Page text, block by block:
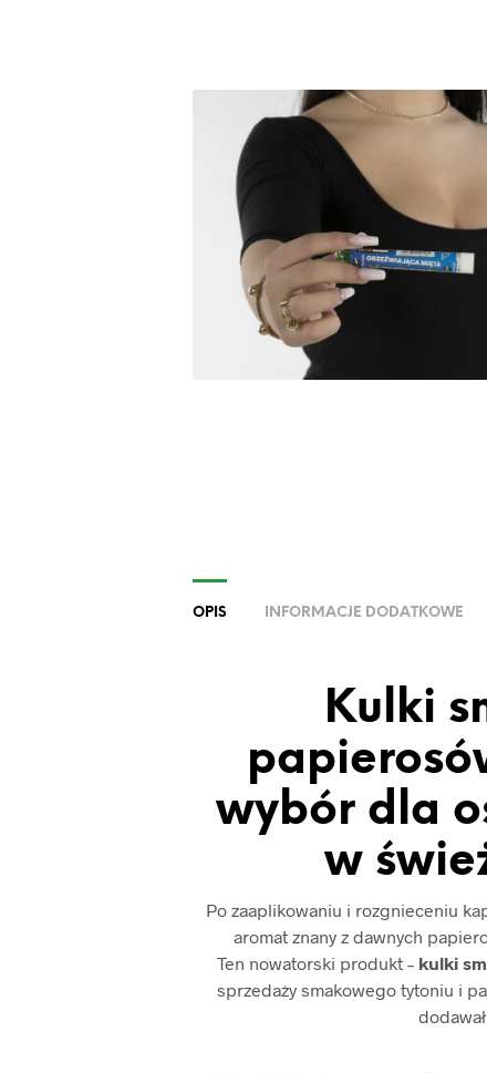
OPIS INFORMACJE DODATKOWE
Kulki
wybór dla
w
Po zaaplikowaniu i rozgnieceniu
aromat znany z dawnych
Ten nowatorski produkt – kulki
sprzedaży smakowego tytoniu i